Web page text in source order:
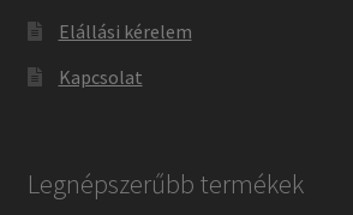
Elállási kérelem
Kapcsolat
Legnépszerűbb termékek